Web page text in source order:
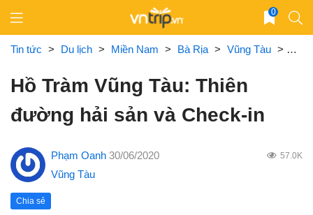
content
0
Tin tức > Du lịch > Miền Nam > Bà Rịa > Vũng Tàu > Hồ
Hồ Tràm Vũng Tàu: Thiên
đường hải sản và Check-in
Phạm Oanh 30/06/2020 57.0K
Vũng Tàu
Chia sẻ